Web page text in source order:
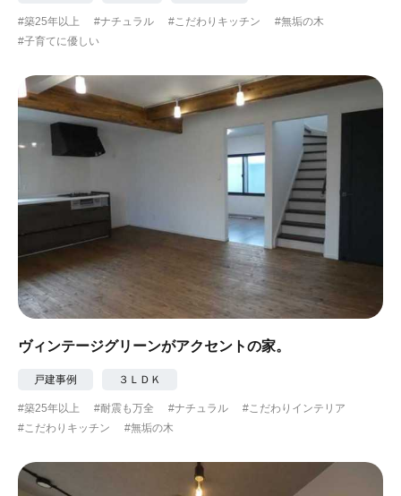
#スローライフ #自宅で仕事 #ペットと暮らす
#眺望最高 #水辺の住まい #緑がいっぱい
#300万円以下
#築25年以上 #ナチュラル #こだわりキッチン
#無垢の木
#子育てに優しい
ヴィンテージグリーンがアクセントの家。
戸建事例 ３ＬＤＫ
#築25年以上 #耐震も万全 #ナチュラル
#こだわりインテリア
#こだわりキッチン
#無垢の木